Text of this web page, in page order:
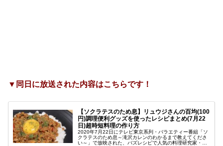
▼同日に放送された内容はこちらです！
【ソクラテスのため息】リュウジさんの百均(100
円)調理便利グッズを使ったレシピまとめ(7月22
日)超時短料理の作り方
2020年7月22日にテレビ東京系列・バラエティー番組「ソ
クラテスのため息～滝沢カレンのわかるまで教えてくださ
い～」で放映された、バズレシピで人気の料理研究家・リ